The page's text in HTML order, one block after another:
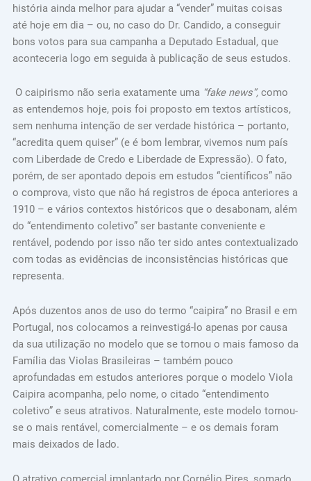
história ainda melhor para ajudar a “vender” muitas coisas
até hoje em dia – ou, no caso do Dr. Candido, a conseguir
bons votos para sua campanha a Deputado Estadual, que
aconteceria logo em seguida à publicação de seus estudos.
O caipirismo não seria exatamente uma “fake news”,como
as entendemos hoje, pois foi proposto em textos artísticos,
sem nenhuma intenção de ser verdade histórica – portanto,
“acredita quem quiser” (e é bom lembrar, vivemos num país
com Liberdade de Credo e Liberdade de Expressão). O fato,
porém, de ser apontado depois em estudos “científicos” não
o comprova, visto que não há registros de época anteriores a
1910 – e vários contextos históricos que o desabonam, além
do “entendimento coletivo” ser bastante conveniente e
rentável, podendo por isso não ter sido antes contextualizado
com todas as evidências de inconsistências históricas que
representa.
Após duzentos anos de uso do termo “caipira” no Brasil e em
Portugal, nos colocamos a reinvestigá-lo apenas por causa
da sua utilização no modelo que se tornou o mais famoso da
Família das Violas Brasileiras – também pouco
aprofundadas em estudos anteriores porque o modelo Viola
Caipira acompanha, pelo nome, o citado “entendimento
coletivo” e seus atrativos. Naturalmente, este modelo tornou-
se o mais rentável, comercialmente – e os demais foram
mais deixados de lado.